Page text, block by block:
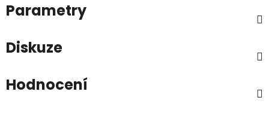
Parametry
Diskuze
Hodnocení